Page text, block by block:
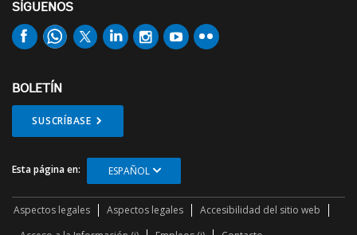
SÍGUENOS
BOLETÍN
SUSCRÍBASE
Esta página en: ESPAÑOL
Aspectos legales Aspectos legales
Accesibilidad del sitio web